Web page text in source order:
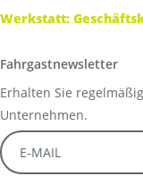
Werkstatt:
Fahrgastnewsletter
Erhalten Sie
Unternehmen.